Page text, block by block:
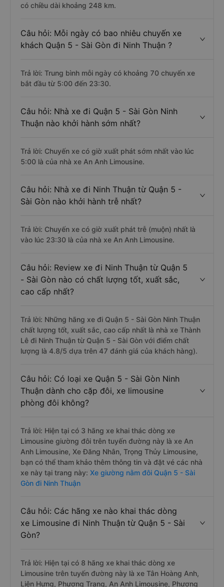
có chiều dài khoảng 248 km.
Câu hỏi: Mỗi ngày có bao nhiêu chuyến xe
khách Quận 5 - Sài Gòn đi Ninh Thuận ?
Trả lời: Trung bình mỗi ngày có khoảng 70 chuyến xe
bắt đầu từ 5:00 đến 23:30.
Câu hỏi: Nhà xe đi Quận 5 - Sài Gòn Ninh
Thuận nào khởi hành sớm nhất?
Trả lời: Chuyến xe có giờ xuất phát sớm nhất vào lúc
5:00 là của nhà xe An Anh Limousine.
Câu hỏi: Nhà xe đi Ninh Thuận từ Quận 5 -
Sài Gòn nào khởi hành trễ nhất?
Trả lời: Chuyến xe có giờ xuất phát trễ (muộn) nhất là
vào lúc 23:30 là của nhà xe An Anh Limousine.
Câu hỏi: Review xe đi Ninh Thuận từ Quận 5
- Sài Gòn nào có chất lượng tốt, xuất sắc,
cao cấp nhất?
Trả lời: Những hãng xe đi Quận 5 - Sài Gòn Ninh Thuận
chất lượng tốt, xuất sắc, cao cấp nhất là nhà xe Thành
Lê đi Ninh Thuận từ Quận 5 - Sài Gòn với điểm chất
lượng là 4.8/5 dựa trên 47 đánh giá của khách hàng).
Câu hỏi: Có loại xe Quận 5 - Sài Gòn Ninh
Thuận dành cho cặp đôi, xe limousine
phòng đôi không?
Trả lời: Hiện tại có 3 hãng xe khai thác dòng xe
Limousine giường đôi trên tuyến đường này là xe An
Anh Limousine, Xe Đăng Nhân, Trọng Thủy Limousine,
bạn có thể tham khảo thêm thông tin và đặt vé các nhà
xe này tại trang này: Xe giường nằm đôi Quận 5 - Sài
Gòn đi Ninh Thuận
Câu hỏi: Các hãng xe nào khai thác dòng
xe Limousine đi Ninh Thuận từ Quận 5 - Sài
Gòn?
Trả lời: Hiện tại có 8 hãng xe khai thác dòng xe
Limousine trên tuyến đường này là xe Tân Hoàng Anh,
Liên Hưng, Phương Trang, An Anh Limousine, Phương